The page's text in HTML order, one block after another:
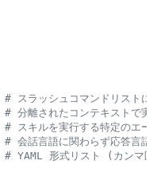
# スラッシュコマンドリ
# 分離されたコンテキストで
# スキルを実行する特定のエ
# 会話言語に関わらず応答言
# YAML 形式リスト (カンマ